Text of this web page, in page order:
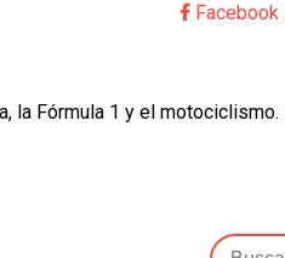
Facebook
la Fórmula 1 y el